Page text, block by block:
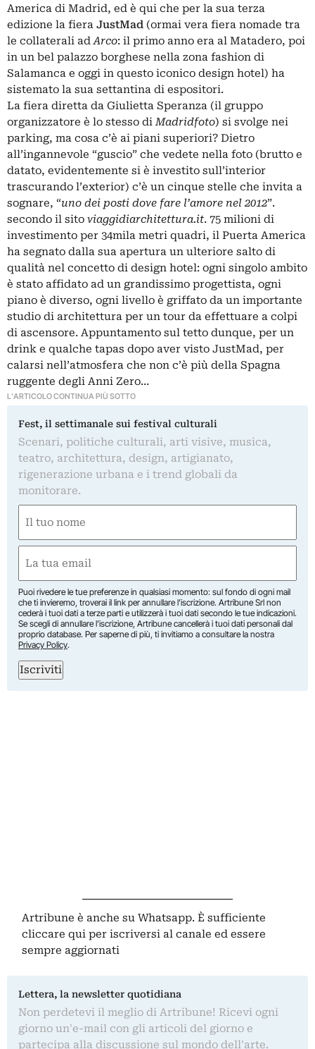
America di Madrid, ed è qui che per la sua terza
edizione la fiera JustMad (ormai vera fiera nomade tra
le collaterali adArco: il primo anno era al Matadero, poi
in un bel palazzo borghese nella zona fashion di
Salamanca e oggi in questo iconico design hotel) ha
sistemato la sua settantina di espositori.
La fiera diretta da Giulietta Speranza (il gruppo
organizzatore è lo stesso diMadridfoto) si svolge nei
parking, ma cosa c’è ai piani superiori? Dietro
all’ingannevole “guscio” che vedete nella foto (brutto e
datato, evidentemente si è investito sull’interior
trascurando l’exterior) c’è un cinque stelle che invita a
sognare, “uno dei posti dove fare l’amore nel 2012”.
secondo il sito viaggidiarchitettura.it. 75 milioni di
investimento per 34mila metri quadri, il Puerta America
ha segnato dalla sua apertura un ulteriore salto di
qualità nel concetto di design hotel: ogni singolo ambito
è stato affidato ad un grandissimo progettista, ogni
piano è diverso, ogni livello è griffato da un importante
studio di architettura per un tour da effettuare a colpi
di ascensore. Appuntamento sul tetto dunque, per un
drink e qualche tapas dopo aver visto JustMad, per
calarsi nell’atmosfera che non c’è più della Spagna
ruggente degli Anni Zero…
L'ARTICOLO CONTINUA PIÙ SOTTO
Fest, il settimanale sui festival culturali
Scenari, politiche culturali, arti visive, musica,
teatro, architettura, design, artigianato,
rigenerazione urbana e i trend globali da
monitorare.
(Required)
(Required)
Puoi rivedere le tue preferenze in qualsiasi momento: sul fondo di ogni mail
che ti invieremo, troverai il link per annullare l’iscrizione. Artribune Srl non
cederà i tuoi dati a terze parti e utilizzerà i tuoi dati secondo le tue indicazioni.
Se scegli di annullare l’iscrizione, Artribune cancellerà i tuoi dati personali dal
proprio database. Per saperne di più, ti invitiamo a consultare la nostra
Privacy Policy.
Iscriviti
Artribune è anche su Whatsapp. È sufficiente
cliccare qui per iscriversi al canale ed essere
sempre aggiornati
Lettera, la newsletter quotidiana
Non perdetevi il meglio di Artribune! Ricevi ogni
giorno un'e-mail con gli articoli del giorno e
partecipa alla discussione sul mondo dell'arte.